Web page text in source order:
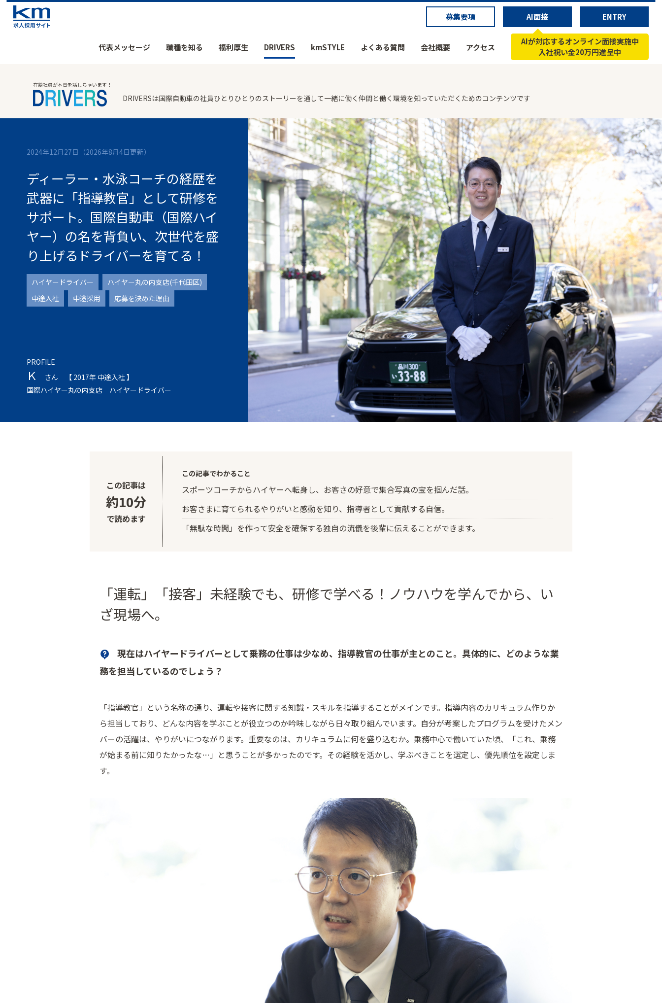
募集要項 AI面接 ENTRY
AIが対応するオンライン面接実施中
入社祝い金20万円進呈中
代表メッセージ 職種を知る 福利厚生 DRIVERS kmSTYLE よくある質問 会社概要 アクセス
在籍社員が本音を話しちゃいます！
DRIVERSは国際自動車の社員ひとりひとりのストーリーを通して一緒に働く仲間と働く環境を知っていただくためのコンテンツです
2024年12月27日 （2026年8月4日更新）
ディーラー・水泳コーチの経歴を
武器に「指導教官」として研修を
サポート。国際自動車（国際ハイ
ヤー）の名を背負い、次世代を盛
り上げるドライバーを育てる！
ハイヤードライバー
ハイヤー丸の内支店(千代田区)
中途入社
中途採用 応募を決めた理由
PROFILE
Ｋ さん
【 2017年 中途入社 】
国際ハイヤー丸の内支店 ハイヤードライバー
この記事は
約10分
で読めます
この記事でわかること
スポーツコーチからハイヤーへ転身し、お客さの好意で集合写真の宝を掴んだ話。
お客さまに育てられるやりがいと感動を知り、指導者として貢献する自信。
「無駄な時間」を作って安全を確保する独自の流儀を後輩に伝えることができます。
「運転」「接客」未経験でも、研修で学べる！ノウハウを学んでから、い
ざ現場へ。
現在はハイヤードライバーとして乗務の仕事は少なめ、指導教官の仕事が主とのこと。具体的に、どのような業
務を担当しているのでしょう？
「指導教官」という名称の通り、運転や接客に関する知識・スキルを指導することがメインです。指導内容のカリキュラム作りか
ら担当しており、どんな内容を学ぶことが役立つのか吟味しながら日々取り組んでいます。自分が考案したプログラムを受けたメン
バーの活躍は、やりがいにつながります。重要なのは、カリキュラムに何を盛り込むか。乗務中心で働いていた頃、「これ、乗務
が始まる前に知りたかったな…」と思うことが多かったのです。その経験を活かし、学ぶべきことを選定し、優先順位を設定しま
す。